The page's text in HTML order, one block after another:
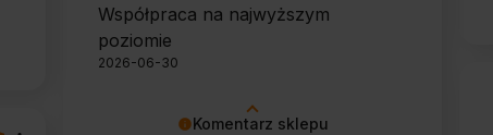
Komentarz sklepu
Współpraca na najwyższym
poziomie
2026-06-30